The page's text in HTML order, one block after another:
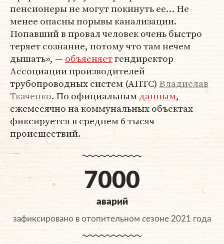
пенсионеры не могут покинуть ее… Не
менее опасны порывы канализации.
Попавший в провал человек очень быстро
теряет сознание, потому что там нечем
дышать», — объясняетгендиректор
Ассоциации производителей
трубопроводных систем (АПТС) Владислав
Ткаченко. По официальнымданным,
ежемесячно на коммунальных объектах
фиксируется в среднем 6 тысяч
происшествий.
7000
аварий
зафиксировано в отопительном сезоне 2021 года